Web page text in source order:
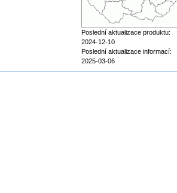
Poslední aktualizace produktu:
2024-12-10
Poslední aktualizace informací:
2025-03-06